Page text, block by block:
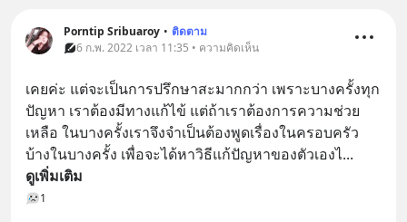
Porntip Sribuaroy • ติดตาม
6 ก.พ. 2022 เวลา 11:35 • ความคิดเห็น
เคยค่ะ แต่จะเป็นการปรึกษาสะมากกว่า เพราะบางครั้งทุก
ปัญหา เราต้องมีทางแก้ไข้ แต่ถ้าเราต้องการความช่วย
เหลือ ในบางครั้งเราจึงจำเป็นต้องพูดเรื่องในครอบครัว
บ้างในบางครั้ง เพื่อจะได้หาวิธีแก้ปัญหาของตัวเองไ...
ดูเพิ่มเติม
1